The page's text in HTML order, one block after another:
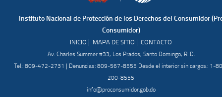
Instituto Nacional de Protección de los Derechos del Consumidor
Consumidor)
INICIO | MAPA DE SITIO | CONTACTO
Av. Charles Summer #33, Los Prados, Santo Domingo, R. D.
Tel.: 809-472-2731 | Denuncias: 809-567-8555 Desde el interior sin cargos.: 1-
200-8555
info@proconsumidor.gob.do